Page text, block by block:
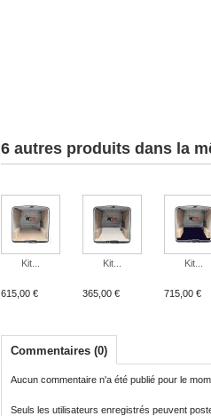
6 autres produits dans la
Kit...
615,00 €
Kit...
365,00 €
Kit...
715,00 €
Commentaires (0)
Aucun commentaire n'a été publié pour le
Seuls les utilisateurs enregistrés peuvent